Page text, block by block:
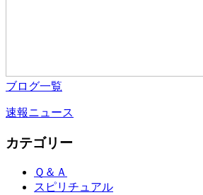
ブログ一覧
速報ニュース
カテゴリー
Ｑ＆Ａ
スピリチュアル